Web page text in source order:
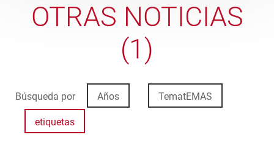
OTRAS NOTICIAS
(1)
Búsqueda por Años TematEMAS
etiquetas